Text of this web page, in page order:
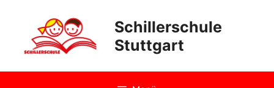
springen
Schillerschule
Stuttgart